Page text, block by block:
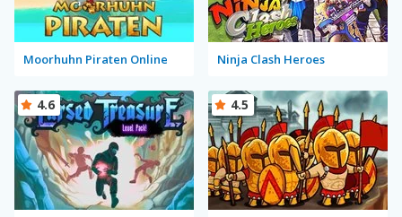
Moorhuhn Piraten Online Ninja Clash Heroes
4.6 4.5